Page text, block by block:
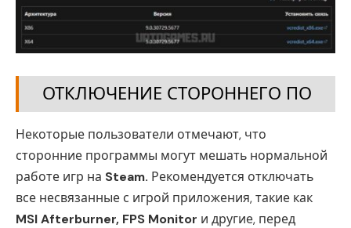
ОТКЛЮЧЕНИЕ СТОРОННЕГО ПО
Некоторые пользователи отмечают, что
сторонние программы могут мешать нормальной
работе игр на Steam. Рекомендуется отключать
все несвязанные с игрой приложения, такие как
MSI Afterburner, FPS Monitor и другие, перед